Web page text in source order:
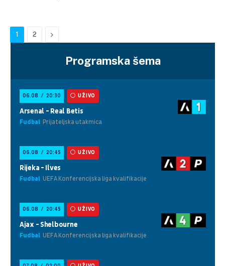
1 2 Next
Programska šema